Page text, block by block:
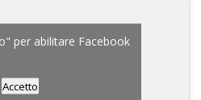
per abilitare Facebook
Accetto